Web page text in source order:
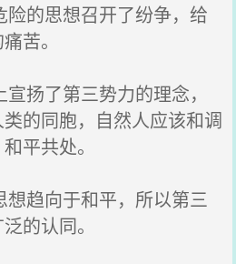
的思想召开了纷争，给
苦。
扬了第三势力的理念，
的同胞，自然人应该和调
平共处。
趋向于和平，所以第三
的认同。